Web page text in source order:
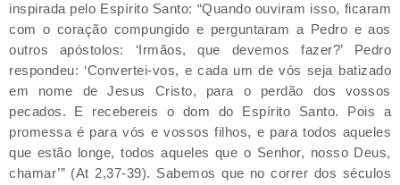
inspirada pelo Espírito Santo: “Quando ouviram isso, ficaram
com o coração compungido e perguntaram a Pedro e aos
outros apóstolos: ‘Irmãos, que devemos fazer?’ Pedro
respondeu: ‘Convertei-vos, e cada um de vós seja batizado
em nome de Jesus Cristo, para o perdão dos vossos
pecados. E recebereis o dom do Espírito Santo. Pois a
promessa é para vós e vossos filhos, e para todos aqueles
que estão longe, todos aqueles que o Senhor, nosso Deus,
chamar’” (At 2,37-39). Sabemos que no correr dos séculos